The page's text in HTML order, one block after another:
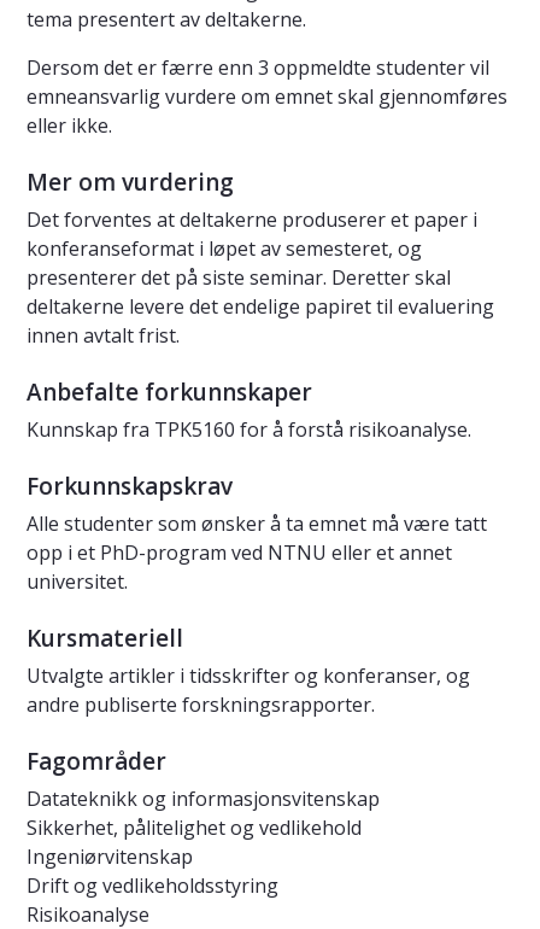
tema presentert av deltakerne.
Dersom det er færre enn 3 oppmeldte studenter vil
emneansvarlig vurdere om emnet skal gjennomføres
eller ikke.
Mer om vurdering
Det forventes at deltakerne produserer et paper i
konferanseformat i løpet av semesteret, og
presenterer det på siste seminar. Deretter skal
deltakerne levere det endelige papiret til evaluering
innen avtalt frist.
Anbefalte forkunnskaper
Kunnskap fra TPK5160 for å forstå risikoanalyse.
Forkunnskapskrav
Alle studenter som ønsker å ta emnet må være tatt
opp i et PhD-program ved NTNU eller et annet
universitet.
Kursmateriell
Utvalgte artikler i tidsskrifter og konferanser, og
andre publiserte forskningsrapporter.
Fagområder
Datateknikk og informasjonsvitenskap
Sikkerhet, pålitelighet og vedlikehold
Ingeniørvitenskap
Drift og vedlikeholdsstyring
Risikoanalyse